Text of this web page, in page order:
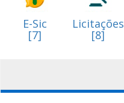
E-Sic
[7]
Licitações
[8]